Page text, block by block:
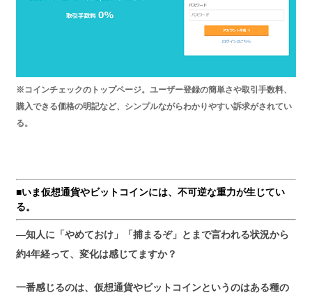
※コインチェックのトップページ。ユーザー登録の簡単さや取引手数料、
購入できる価格の明記など、シンプルながらわかりやすい訴求がされてい
る。
■いま仮想通貨やビットコインには、不可逆な重力が生じてい
る。
―知人に「やめておけ」「捕まるぞ」とまで言われる状況から
約4年経って、変化は感じてますか？
一番感じるのは、仮想通貨やビットコインというのはある種の